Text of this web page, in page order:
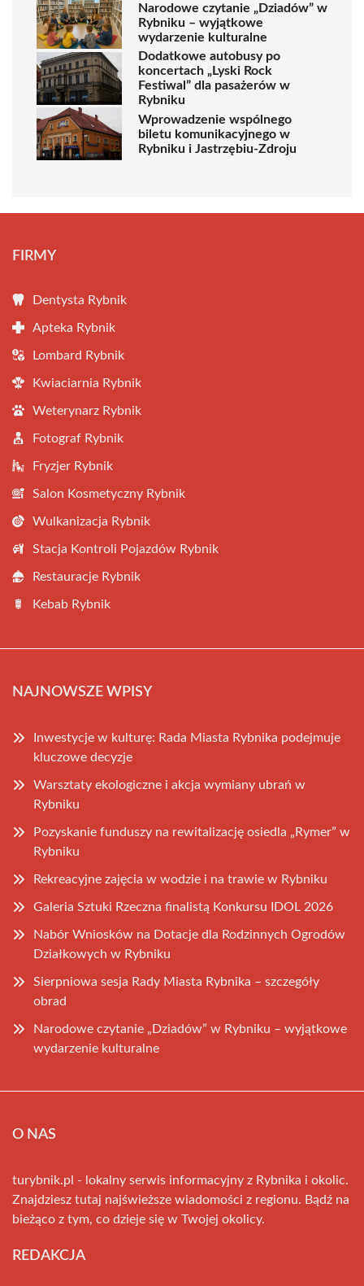
Narodowe czytanie „Dziadów” w
Rybniku – wyjątkowe
wydarzenie kulturalne
Dodatkowe autobusy po
koncertach „Lyski Rock
Festiwal” dla pasażerów w
Rybniku
Wprowadzenie wspólnego
biletu komunikacyjnego w
Rybniku i Jastrzębiu-Zdroju
FIRMY
Dentysta Rybnik
Apteka Rybnik
Lombard Rybnik
Kwiaciarnia Rybnik
Weterynarz Rybnik
Fotograf Rybnik
Fryzjer Rybnik
Salon Kosmetyczny Rybnik
Wulkanizacja Rybnik
Stacja Kontroli Pojazdów Rybnik
Restauracje Rybnik
Kebab Rybnik
NAJNOWSZE WPISY
Inwestycje w kulturę: Rada Miasta Rybnika podejmuje
kluczowe decyzje
Warsztaty ekologiczne i akcja wymiany ubrań w
Rybniku
Pozyskanie funduszy na rewitalizację osiedla „Rymer” w
Rybniku
Rekreacyjne zajęcia w wodzie i na trawie w Rybniku
Galeria Sztuki Rzeczna finalistą Konkursu IDOL 2026
Nabór Wniosków na Dotacje dla Rodzinnych Ogrodów
Działkowych w Rybniku
Sierpniowa sesja Rady Miasta Rybnika – szczegóły
obrad
Narodowe czytanie „Dziadów” w Rybniku – wyjątkowe
wydarzenie kulturalne
O NAS
turybnik.pl - lokalny serwis informacyjny z Rybnika i okolic.
Znajdziesz tutaj najświeższe wiadomości z regionu. Bądź na
bieżąco z tym, co dzieje się w Twojej okolicy.
REDAKCJA